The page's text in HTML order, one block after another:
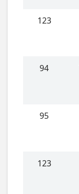
123
94
95
123